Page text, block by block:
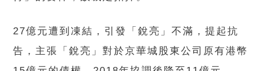
27億元遭到凍結，引發「銳亮」不滿，提起抗
告，主張「銳亮」對於京華城股東公司原有港幣